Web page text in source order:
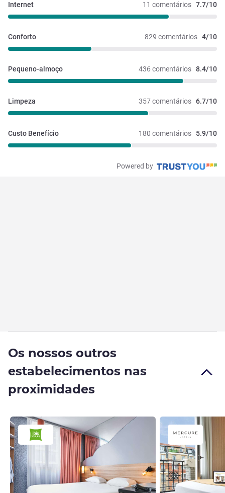
11 comentários 7.7/10
Internet
829 comentários 4/10
Conforto
436 comentários 8.4/10
Pequeno-almoço
357 comentários 6.7/10
Limpeza
180 comentários 5.9/10
Custo Benefício
Powered by
Os nossos outros
estabelecimentos nas
proximidades